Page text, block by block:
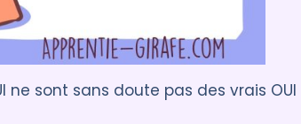
ne sont sans doute pas des vrais OUI